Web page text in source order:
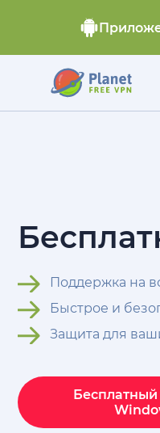
Поддержка на
Быстрое и
Защита для
Бесплатный